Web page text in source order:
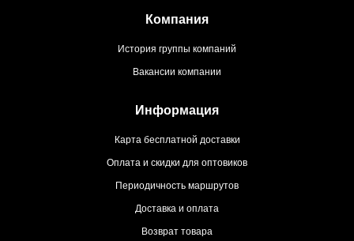
Компания
История группы компаний
Вакансии компании
Информация
Карта бесплатной доставки
Оплата и скидки для оптовиков
Периодичность маршрутов
Доставка и оплата
Возврат товара